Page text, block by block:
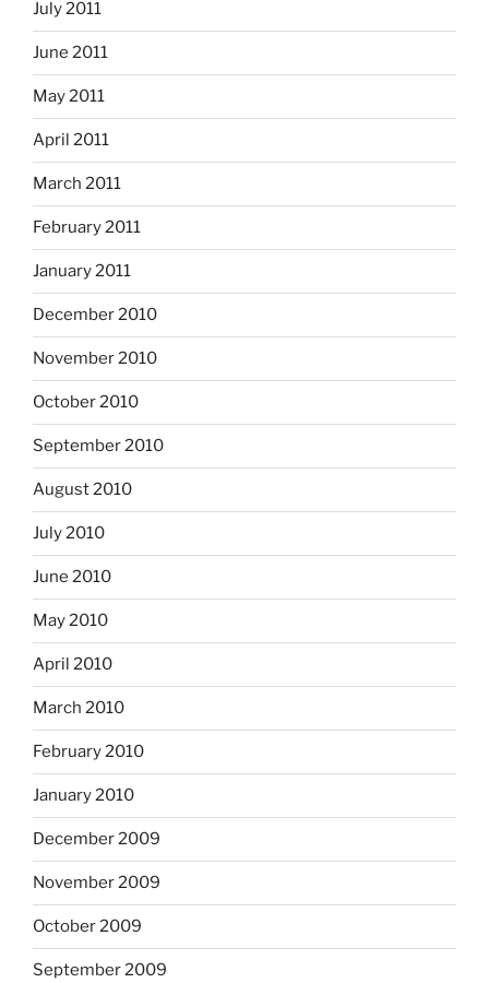
July 2011
June 2011
May 2011
April 2011
March 2011
February 2011
January 2011
December 2010
November 2010
October 2010
September 2010
August 2010
July 2010
June 2010
May 2010
April 2010
March 2010
February 2010
January 2010
December 2009
November 2009
October 2009
September 2009